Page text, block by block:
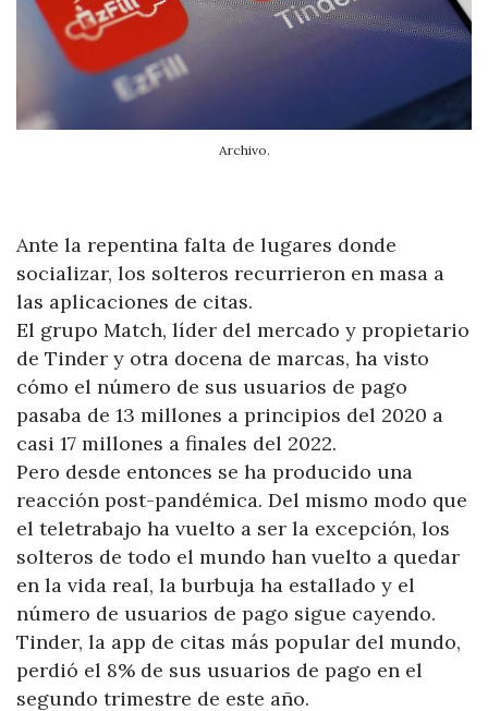
Archivo.
Ante la repentina falta de lugares donde
socializar, los solteros recurrieron en masa a
las aplicaciones de citas.
El grupo Match, líder del mercado y propietario
de Tinder y otra docena de marcas, ha visto
cómo el número de sus usuarios de pago
pasaba de 13 millones a principios del 2020 a
casi 17 millones a finales del 2022.
Pero desde entonces se ha producido una
reacción post-pandémica. Del mismo modo que
el teletrabajo ha vuelto a ser la excepción, los
solteros de todo el mundo han vuelto a quedar
en la vida real, la burbuja ha estallado y el
número de usuarios de pago sigue cayendo.
Tinder, la app de citas más popular del mundo,
perdió el 8% de sus usuarios de pago en el
segundo trimestre de este año.